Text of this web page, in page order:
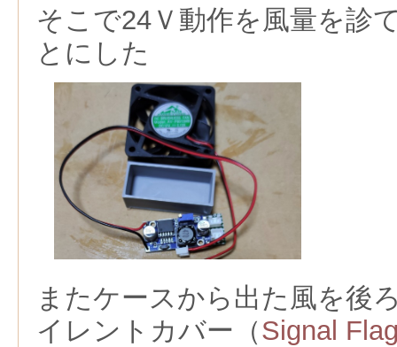
そこで24Ｖ動作を風量を診
とにした
またケースから出た風を後
イレントカバー（Signal